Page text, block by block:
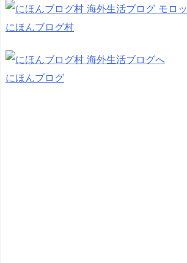
にほんブログ村
にほんブログ